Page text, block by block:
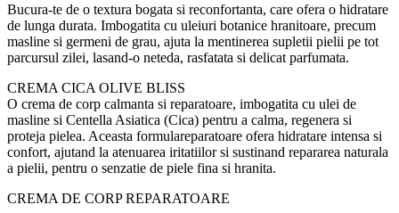
Bucura-te de o textura bogata si reconfortanta, care ofera o hidratare
de lunga durata. Imbogatita cu uleiuri botanice hranitoare, precum
masline si germeni de grau, ajuta la mentinerea supletii pielii pe tot
parcursul zilei, lasand-o neteda, rasfatata si delicat parfumata.
CREMA CICA OLIVE BLISS
O crema de corp calmanta si reparatoare, imbogatita cu ulei de
masline si Centella Asiatica (Cica) pentru a calma, regenera si
proteja pielea. Aceasta formulareparatoare ofera hidratare intensa si
confort, ajutand la atenuarea iritatiilorsi sustinand repararea naturala
a pielii, pentru o senzatie de piele fina si hranita.
CREMA DE CORP REPARATOARE